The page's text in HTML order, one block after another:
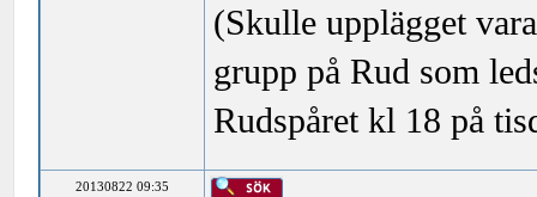
(Skulle upplägget
grupp på Rud som
Rudspåret kl 18 på
20130822 09:35